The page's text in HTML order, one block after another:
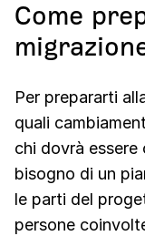
Come
Per prepararti
quali
chi dovrà
bisogno di un
le parti del
persone